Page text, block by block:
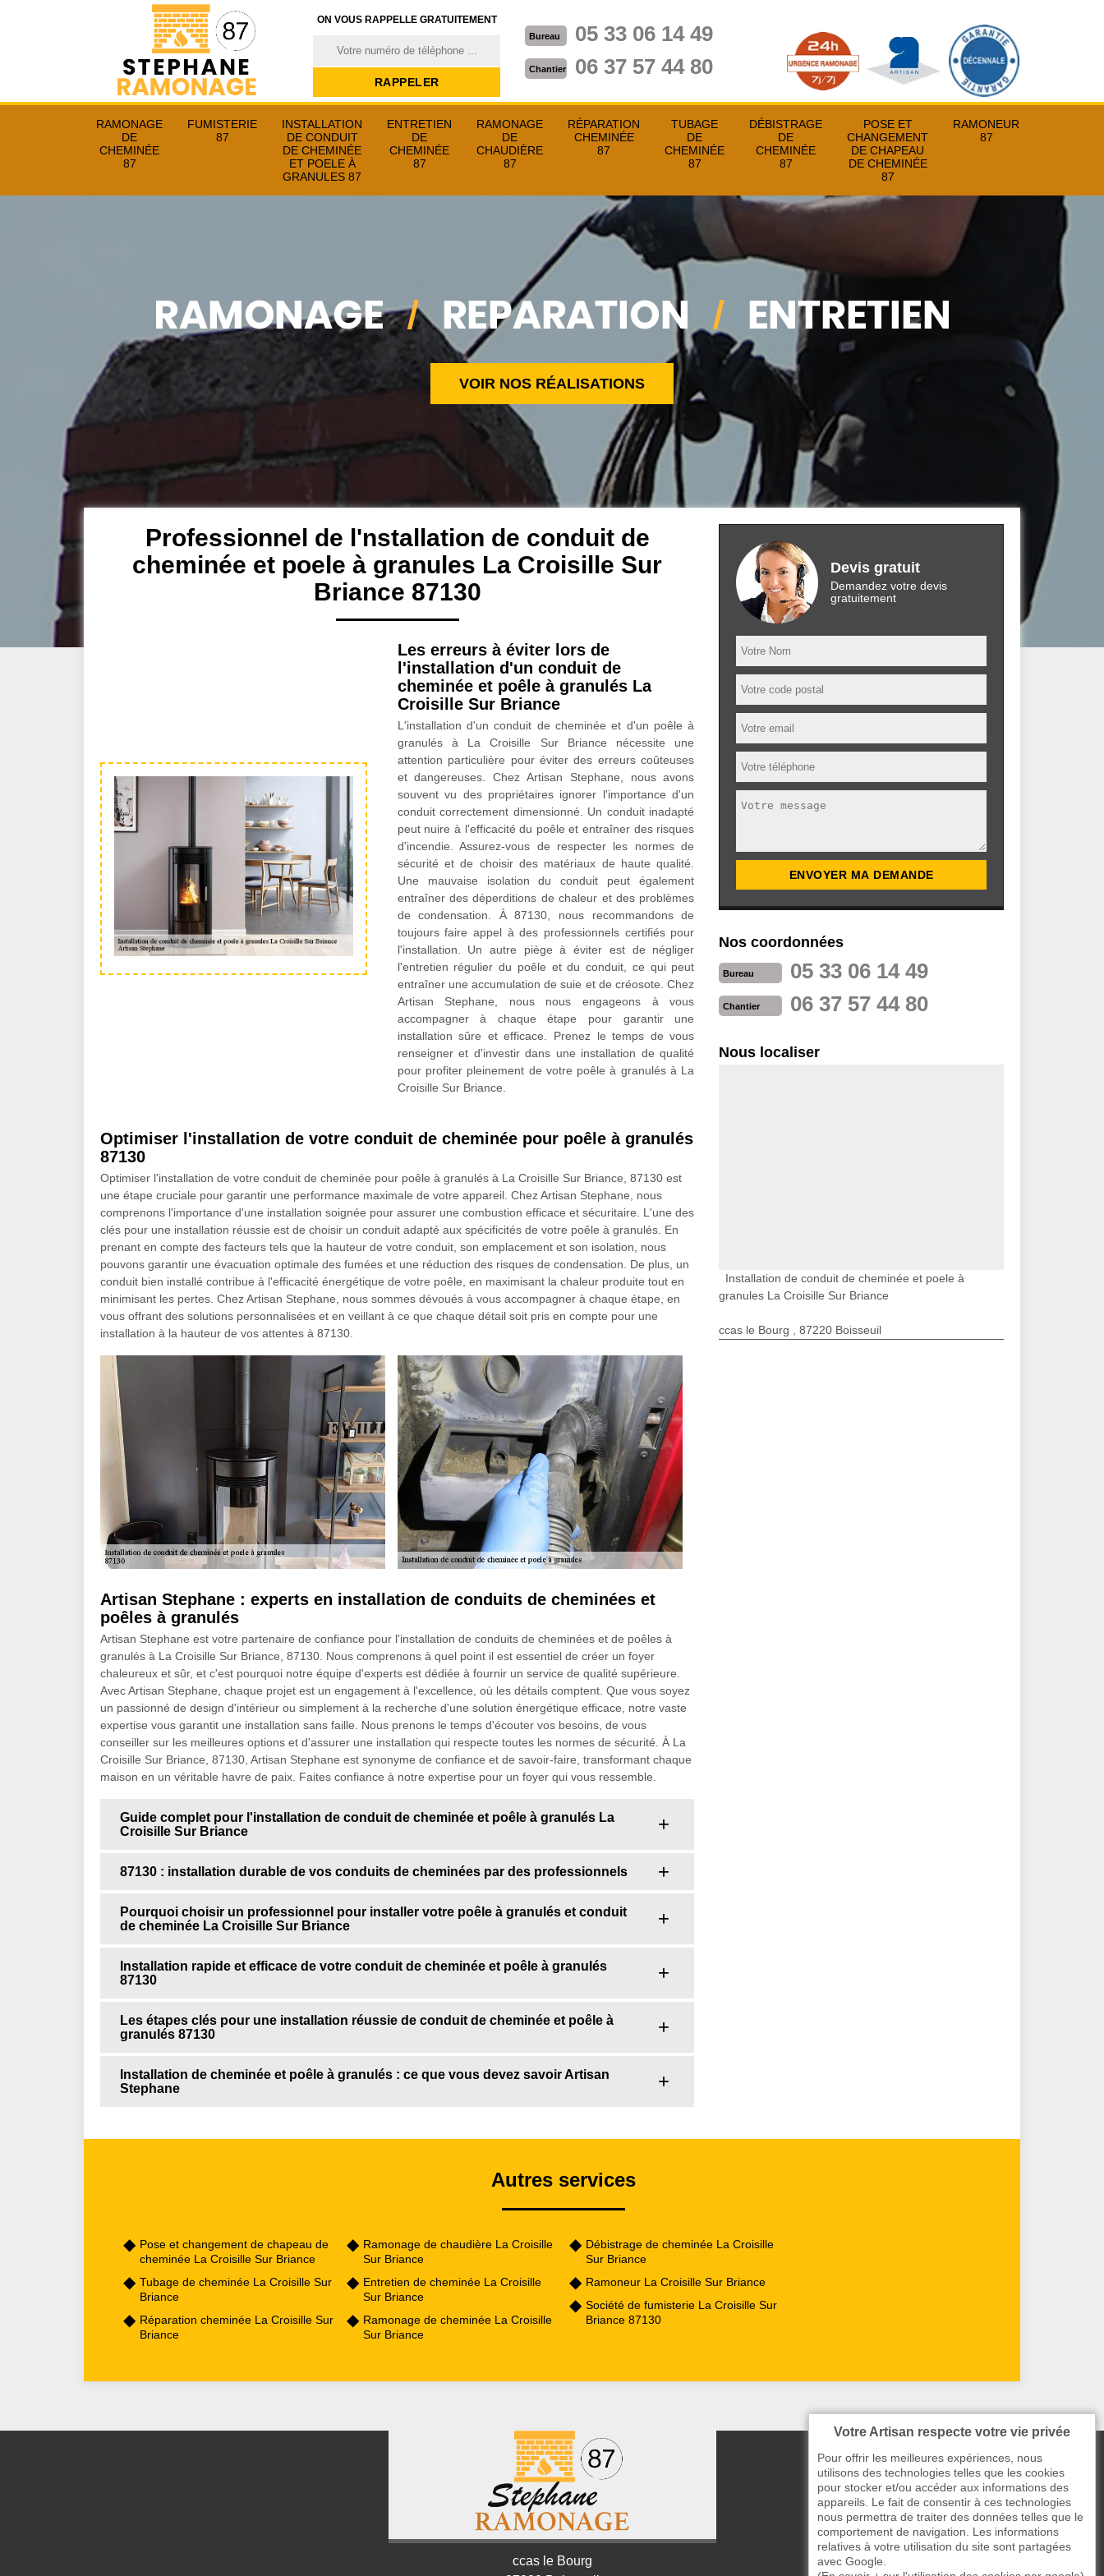
ON VOUS RAPPELLE GRATUITEMENT
Bureau 05 33 06 14 49
Chantier 06 37 57 44 80
RAMONAGE
DE
CHEMINÉE
87
FUMISTERIE
87
INSTALLATION
DE CONDUIT
DE CHEMINÉE
ET POELE À
GRANULES 87
ENTRETIEN
DE
CHEMINÉE
87
RAMONAGE
DE
CHAUDIÈRE
87
RÉPARATION
CHEMINÉE
87
TUBAGE
DE
CHEMINÉE
87
DÉBISTRAGE
DE
CHEMINÉE
87
POSE ET
CHANGEMENT
DE CHAPEAU
DE CHEMINÉE
87
RAMONEUR
87
VOIR NOS RÉALISATIONS
Professionnel de l'nstallation de conduit de
cheminée et poele à granules La Croisille Sur
Briance 87130
Les erreurs à éviter lors de
l'installation d'un conduit de
cheminée et poêle à granulés La
Croisille Sur Briance
L'installation d'un conduit de cheminée et d'un poêle à
granulés à La Croisille Sur Briance nécessite une
attention particulière pour éviter des erreurs coûteuses
et dangereuses. Chez Artisan Stephane, nous avons
souvent vu des propriétaires ignorer l'importance d'un
conduit correctement dimensionné. Un conduit inadapté
peut nuire à l'efficacité du poêle et entraîner des risques
d'incendie. Assurez-vous de respecter les normes de
sécurité et de choisir des matériaux de haute qualité.
Une mauvaise isolation du conduit peut également
entraîner des déperditions de chaleur et des problèmes
de condensation. À 87130, nous recommandons de
toujours faire appel à des professionnels certifiés pour
l'installation. Un autre piège à éviter est de négliger
l'entretien régulier du poêle et du conduit, ce qui peut
entraîner une accumulation de suie et de créosote. Chez
Artisan Stephane, nous nous engageons à vous
accompagner à chaque étape pour garantir une
installation sûre et efficace. Prenez le temps de vous
renseigner et d'investir dans une installation de qualité
pour profiter pleinement de votre poêle à granulés à La
Croisille Sur Briance.
Optimiser l'installation de votre conduit de cheminée pour poêle à granulés
87130
Optimiser l'installation de votre conduit de cheminée pour poêle à granulés à La Croisille Sur Briance, 87130 est
une étape cruciale pour garantir une performance maximale de votre appareil. Chez Artisan Stephane, nous
comprenons l'importance d'une installation soignée pour assurer une combustion efficace et sécuritaire. L'une des
clés pour une installation réussie est de choisir un conduit adapté aux spécificités de votre poêle à granulés. En
prenant en compte des facteurs tels que la hauteur de votre conduit, son emplacement et son isolation, nous
pouvons garantir une évacuation optimale des fumées et une réduction des risques de condensation. De plus, un
conduit bien installé contribue à l'efficacité énergétique de votre poêle, en maximisant la chaleur produite tout en
minimisant les pertes. Chez Artisan Stephane, nous sommes dévoués à vous accompagner à chaque étape, en
vous offrant des solutions personnalisées et en veillant à ce que chaque détail soit pris en compte pour une
installation à la hauteur de vos attentes à 87130.
Artisan Stephane : experts en installation de conduits de cheminées et
poêles à granulés
Artisan Stephane est votre partenaire de confiance pour l'installation de conduits de cheminées et de poêles à
granulés à La Croisille Sur Briance, 87130. Nous comprenons à quel point il est essentiel de créer un foyer
chaleureux et sûr, et c'est pourquoi notre équipe d'experts est dédiée à fournir un service de qualité supérieure.
Avec Artisan Stephane, chaque projet est un engagement à l'excellence, où les détails comptent. Que vous soyez
un passionné de design d'intérieur ou simplement à la recherche d'une solution énergétique efficace, notre vaste
expertise vous garantit une installation sans faille. Nous prenons le temps d'écouter vos besoins, de vous
conseiller sur les meilleures options et d'assurer une installation qui respecte toutes les normes de sécurité. À La
Croisille Sur Briance, 87130, Artisan Stephane est synonyme de confiance et de savoir-faire, transformant chaque
maison en un véritable havre de paix. Faites confiance à notre expertise pour un foyer qui vous ressemble.
Guide complet pour l'installation de conduit de cheminée et poêle à granulés La
Croisille Sur Briance
87130 : installation durable de vos conduits de cheminées par des professionnels
Pourquoi choisir un professionnel pour installer votre poêle à granulés et conduit
de cheminée La Croisille Sur Briance
Installation rapide et efficace de votre conduit de cheminée et poêle à granulés
87130
Les étapes clés pour une installation réussie de conduit de cheminée et poêle à
granulés 87130
Installation de cheminée et poêle à granulés : ce que vous devez savoir Artisan
Stephane
Devis gratuit
Demandez votre devis
gratuitement
Nos coordonnées
Bureau 05 33 06 14 49
Chantier 06 37 57 44 80
Nous localiser
Installation de conduit de cheminée et poele à
granules La Croisille Sur Briance
ccas le Bourg , 87220 Boisseuil
Autres services
Pose et changement de chapeau de
cheminée La Croisille Sur Briance
Tubage de cheminée La Croisille Sur
Briance
Réparation cheminée La Croisille Sur
Briance
Ramonage de chaudière La Croisille
Sur Briance
Entretien de cheminée La Croisille
Sur Briance
Ramonage de cheminée La Croisille
Sur Briance
Débistrage de cheminée La Croisille
Sur Briance
Ramoneur La Croisille Sur Briance
Société de fumisterie La Croisille Sur
Briance 87130
ccas le Bourg
Votre Artisan respecte votre vie privée
Pour offrir les meilleures expériences, nous
utilisons des technologies telles que les cookies
pour stocker et/ou accéder aux informations des
appareils. Le fait de consentir à ces technologies
nous permettra de traiter des données telles que le
comportement de navigation. Les informations
relatives à votre utilisation du site sont partagées
avec Google.